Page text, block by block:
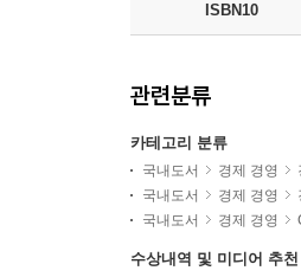
ISBN10
관련분류
카테고리 분류
국내도서 경제 경영
국내도서
경제 경영
국내도서
경제 경영
수상내역 및 미디어 추